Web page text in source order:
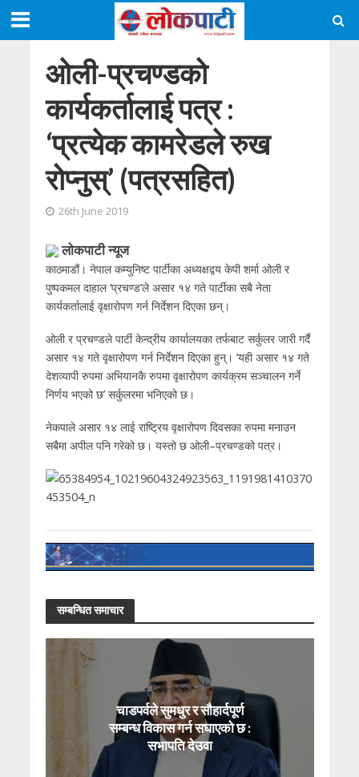
ओली-प्रचण्डको
कार्यकर्तालाई पत्र :
‘प्रत्येक कामरेडले रुख
रोप्नुस्’ (पत्रसहित)
26th June 2019
लाेकपाटी न्यूज
काठमाडौं। नेपाल कम्युनिष्ट पार्टीका अध्यक्षद्वय केपी शर्मा ओली र
पुष्पकमल दाहाल ‘प्रचण्ड’ले असार १४ गते पार्टीका सबै नेता
कार्यकर्तालाई वृक्षारोपण गर्न निर्देशन दिएका छन्।
ओली र प्रचण्डले पार्टी केन्द्रीय कार्यालयका तर्फबाट सर्कुलर जारी गर्दै
असार १४ गते वृक्षारोपण गर्न निर्देशन दिएका हुन्। ‘यही असार १४ गते
देशव्यापी रुपमा अभियानकै रुपमा वृक्षारोपण कार्यक्रम सञ्चालन गर्ने
निर्णय भएको छ’ सर्कुलरमा भनिएको छ।
नेकपाले असार १४ लाई राष्ट्रिय वृक्षारोपण दिवसका रुपमा मनाउन
सबैमा अपील पनि गरेको छ। यस्तो छ ओली–प्रचण्डको पत्र।
सम्बन्धित समाचार
चाडपर्वले सुमधुर र सौहार्दपूर्ण
सम्बन्ध विकास गर्न सघाएको छ :
सभापति देउवा